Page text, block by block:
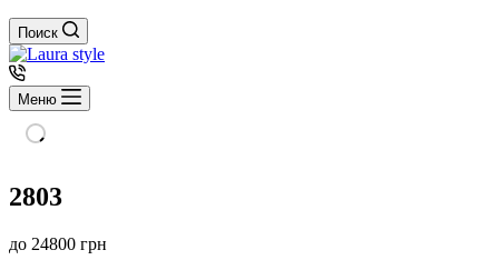
Поиск
Меню
2803
до 24800 грн